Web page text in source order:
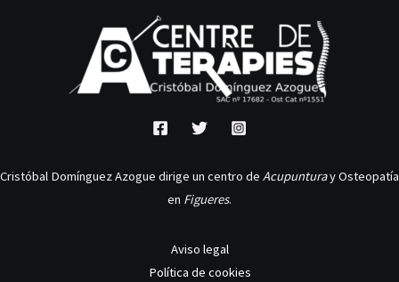
Cristóbal Domínguez Azogue dirige un centro de Acupunturay Osteopatía
en Figueres.
Aviso legal
Política de cookies